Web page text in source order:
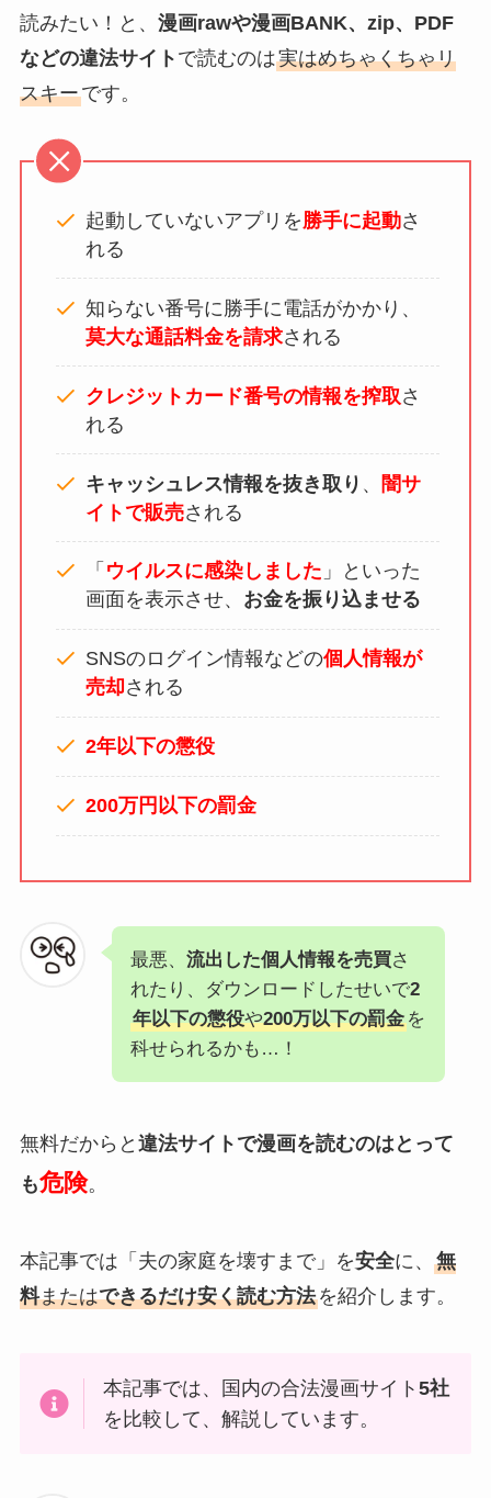
読みたい！と、 漫画rawや漫画BANK、zip、PDF
などの違法サイト で読むのは実はめちゃくちゃリ
スキーです。
起動していないアプリを勝手に起動さ
れる
知らない番号に勝手に電話がかかり、
莫大な通話料金を請求される
クレジットカード番号の情報を搾取さ
れる
キャッシュレス情報を抜き取り 、 闇サ
イトで販売される
「 ウイルスに感染しました 」といった
画面を表示させ、 お金を振り込ませる
SNSのログイン情報などの個人情報が
売却される
2年以下の懲役
200万円以下の罰金
最悪、 流出した個人情報を売買さ
れたり、ダウンロードしたせいで2
年以下の懲役や200万以下の罰金を
科せられるかも…！
無料だからと 違法サイトで漫画を読むのはとって
も危険。
本記事では「夫の家庭を壊すまで」を安全に、 無
料またはできるだけ安く読む方法を紹介します。
本記事では、国内の合法漫画サイト5社
を比較して、解説しています。